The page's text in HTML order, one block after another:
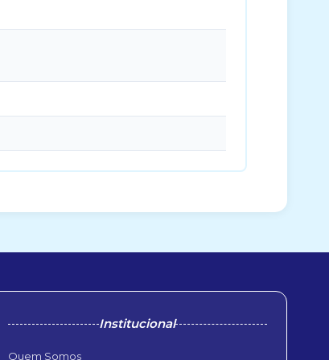
Institucional
Quem Somos